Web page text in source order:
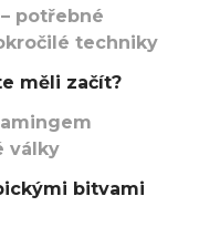
potřebné
techniky
měli začít?
války
bitvami